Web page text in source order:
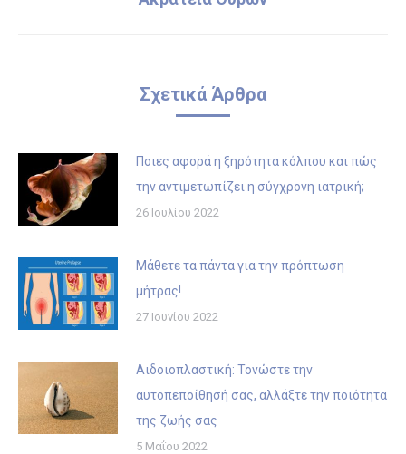
Σχετικά Άρθρα
Ποιες αφορά η ξηρότητα κόλπου και πώς
την αντιμετωπίζει η σύγχρονη ιατρική;
26 Ιουλίου 2022
Μάθετε τα πάντα για την πρόπτωση
μήτρας!
27 Ιουνίου 2022
Αιδοιοπλαστική: Τονώστε την
αυτοπεποίθησή σας, αλλάξτε την ποιότητα
της ζωής σας
5 Μαΐου 2022